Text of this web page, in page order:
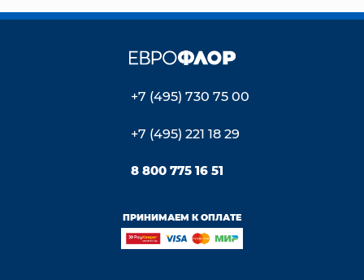
+7 (495) 730 75 00
+7 (495) 221 18 29
8 800 775 16 51
ПРИНИМАЕМ К ОПЛАТЕ